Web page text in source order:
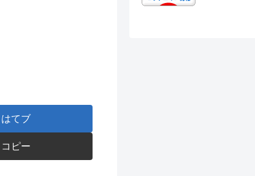
はてブ
コピー